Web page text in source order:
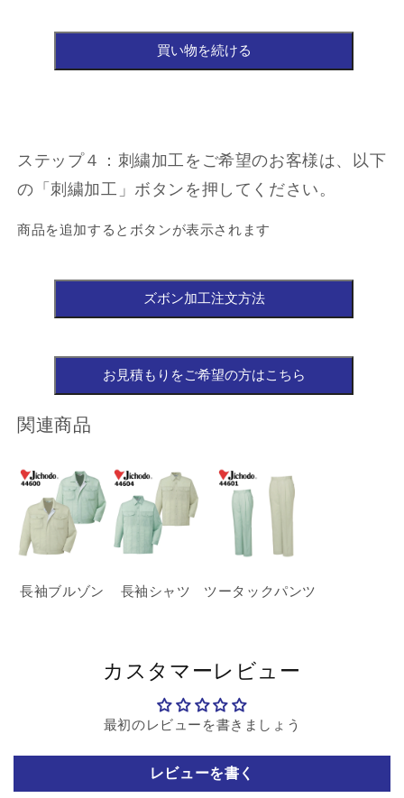
ステップ４：刺繍加工をご希望のお客様は、以下
の「刺繍加工」ボタンを押してください。
商品を追加するとボタンが表示されます
関連商品
長袖ブルゾン 長袖シャツ ツータックパンツ
カスタマーレビュー
最初のレビューを書きましょう
レビューを書く